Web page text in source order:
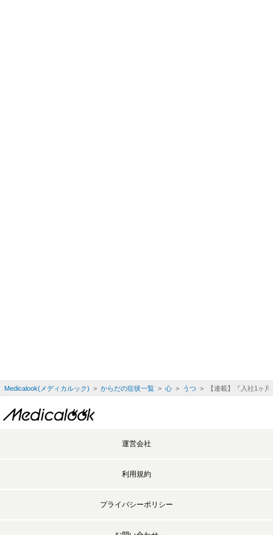
Medicalook(メディカルック) > からだの症状一覧> 心> うつ > 【連載】『入社1ヶ月
運営会社
利用規約
プライバシーポリシー